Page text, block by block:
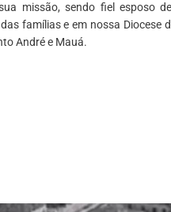
missão, sendo fiel esposo
famílias e em nossa
André e Mauá.